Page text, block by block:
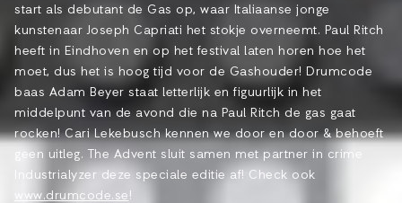
start als debutant de Gas op, waar Italiaanse jonge
kunstenaar Joseph Capriati het stokje overneemt. Paul Ritch
heeft in Eindhoven en op het festival laten horen hoe het
moet, dus het is hoog tijd voor de Gashouder! Drumcode
baas Adam Beyer staat letterlijk en figuurlijk in het
middelpunt van de avond die na Paul Ritch de gas gaat
rocken! Cari Lekebusch kennen we door en door & behoeft
geen uitleg. The Advent sluit samen met partner in crime
Industrialyzer deze speciale editie af! Check ook
www.drumcode.se !